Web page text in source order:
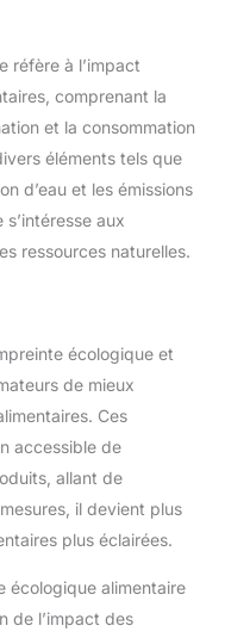
réfère à l’impact
comprenant la
et la consommation
éléments tels que
d’eau et les émissions
aux
ressources naturelles.
écologique et
de mieux
Ces
accessible de
allant de
il devient plus
plus éclairées.
écologique alimentaire
de l’impact des